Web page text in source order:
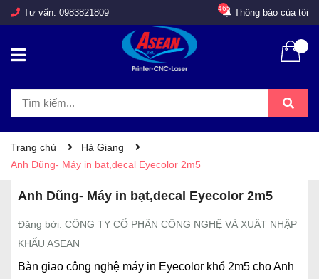
Tư vấn: 0983821809 Thông báo của tôi
465
Trang chủ
Hà Giang
Anh Dũng- Máy in bạt,decal Eyecolor 2m5
Anh Dũng- Máy in bạt,decal Eyecolor 2m5
Đăng bởi: CÔNG TY CỔ PHẦN CÔNG NGHỆ VÀ XUẤT NHẬP
KHẨU ASEAN
Bàn giao công nghệ máy in Eyecolor khổ 2m5 cho Anh